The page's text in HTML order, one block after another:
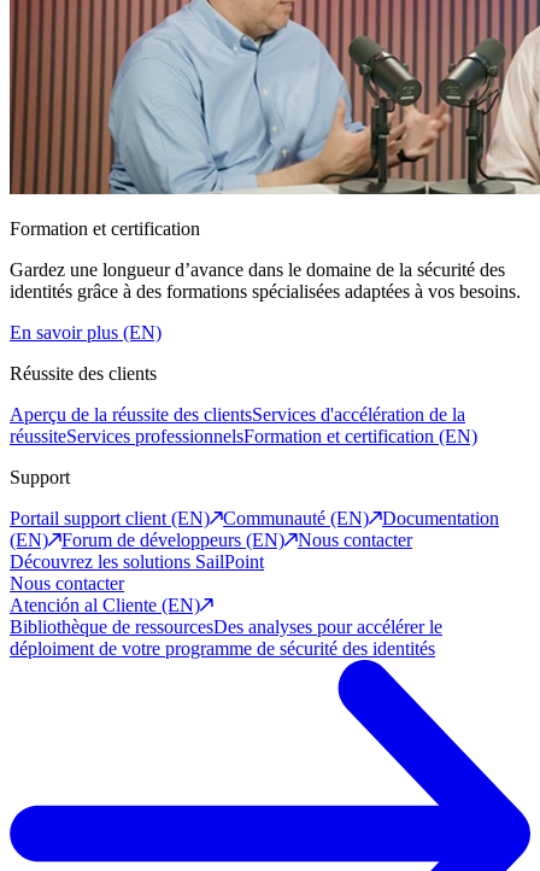
Formation et certification
Gardez une longueur d’avance dans le domaine de la sécurité des
identités grâce à des formations spécialisées adaptées à vos besoins.
En savoir plus (EN)
Réussite des clients
Aperçu de la réussite des clientsServices d'accélération de la
réussiteServices professionnelsFormation et certification (EN)
Support
Portail support client (EN)
Communauté (EN)
Documentation
(EN)
Forum de développeurs (EN)
Nous contacter
Découvrez les solutions SailPoint
Nous contacter
Atención al Cliente (EN)
Bibliothèque de ressourcesDes analyses pour accélérer le
déploiment de votre programme de sécurité des identités